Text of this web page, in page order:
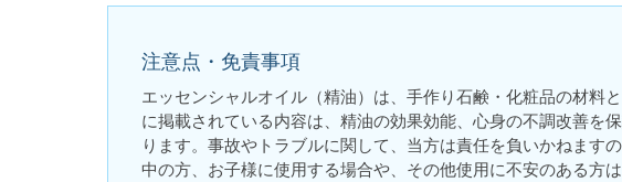
注意点・免責事項
エッセンシャルオイル（精油）は、手作り石鹸・化粧品の材料
に掲載されている内容は、精油の効果効能、心身の不調改善を
ります。事故やトラブルに関して、当方は責任を負いかねます
中の方、お子様に使用する場合や、その他使用に不安のある方